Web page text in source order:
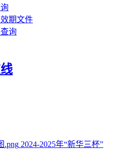
期文件
询
2024-2025年“新华三杯”